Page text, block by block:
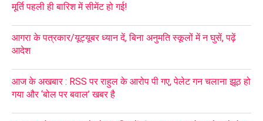
मूर्ति पहली ही बारिश में सीमेंट हो गई!
आगरा के पत्रकार/यूट्यूबर ध्यान दें, बिना अनुमति स्कूलों में न घुसें, पढ़ें
आदेश
आज के अखबार : RSS पर राहुल के आरोप पी गए, पेलेट गन चलाना झूठ हो
गया और ‘बोल पर बवाल’ खबर है